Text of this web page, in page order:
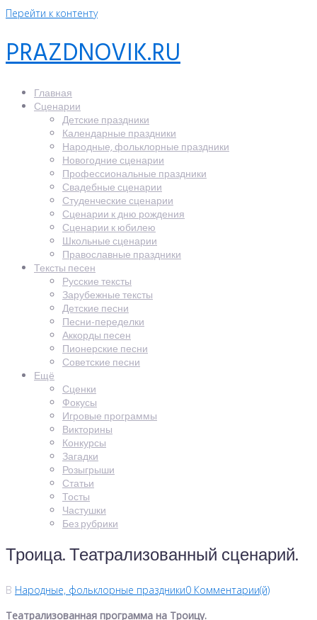
Перейти к контенту
PRAZDNOVIK.RU
Главная
Сценарии
Детские праздники
Календарные праздники
Народные, фольклорные праздники
Новогодние сценарии
Профессиональные праздники
Свадебные сценарии
Студенческие сценарии
Сценарии к дню рождения
Сценарии к юбилею
Школьные сценарии
Православные праздники
Тексты песен
Русские тексты
Зарубежные тексты
Детские песни
Песни-переделки
Аккорды песен
Пионерские песни
Советские песни
Ещё
Сценки
Фокусы
Игровые программы
Викторины
Конкурсы
Загадки
Розыгрыши
Статьи
Тосты
Частушки
Без рубрики
Троица. Театрализованный сценарий.
В Народные, фольклорные праздники0 Комментарии(й)
Театрализованная программа на Троицу.